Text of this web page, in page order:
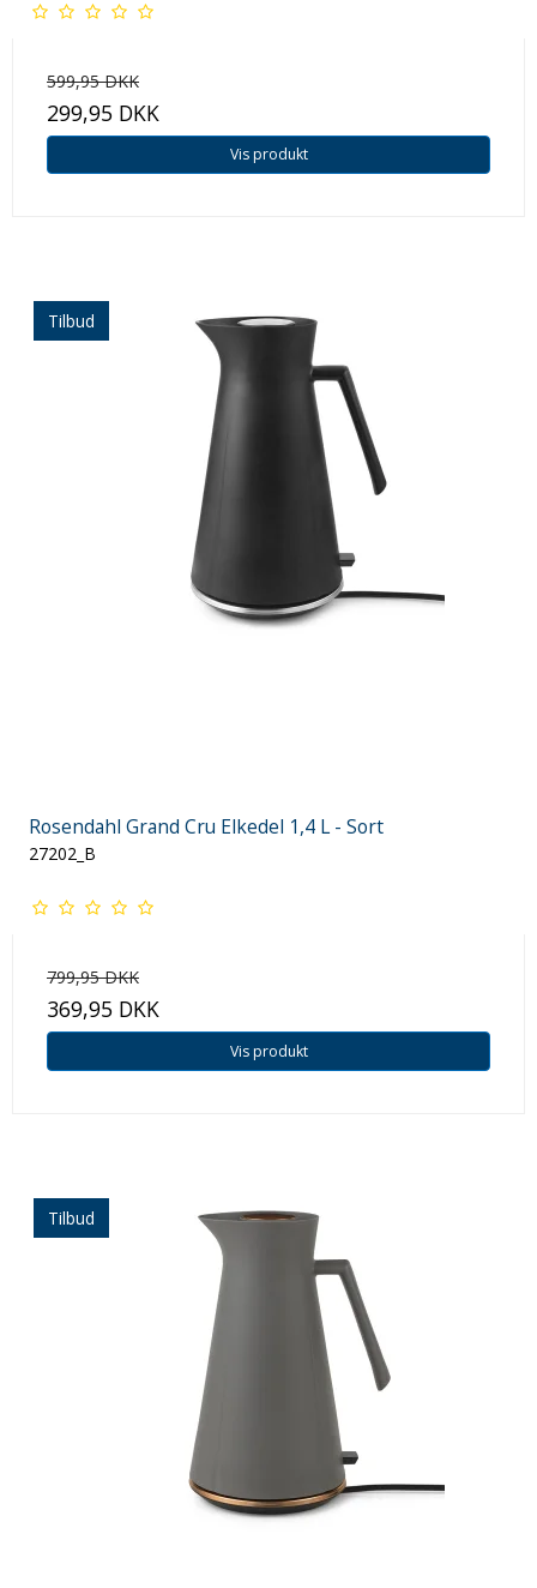
599,95 DKK
299,95 DKK
Vis produkt
Tilbud
Rosendahl Grand Cru Elkedel 1,4 L - Sort
27202_B
799,95 DKK
369,95 DKK
Vis produkt
Tilbud